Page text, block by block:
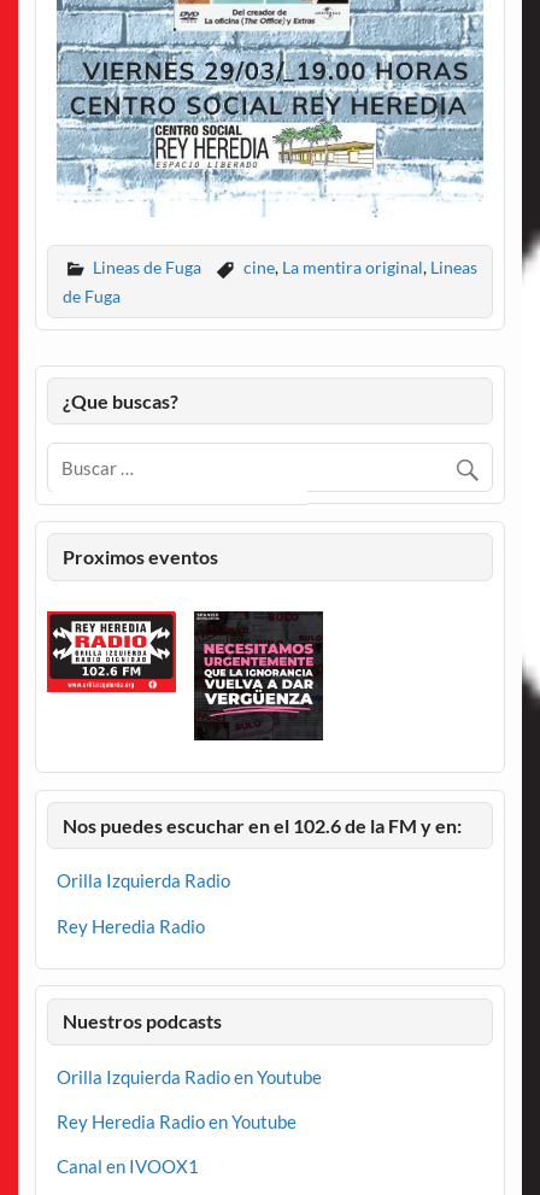
Lineas de Fuga cine, La mentira original, Lineas
de Fuga
¿Que buscas?
Proximos eventos
Nos puedes escuchar en el 102.6 de la FM y en:
Orilla Izquierda Radio
Rey Heredia Radio
Nuestros podcasts
Orilla Izquierda Radio en Youtube
Rey Heredia Radio en Youtube
Canal en IVOOX1